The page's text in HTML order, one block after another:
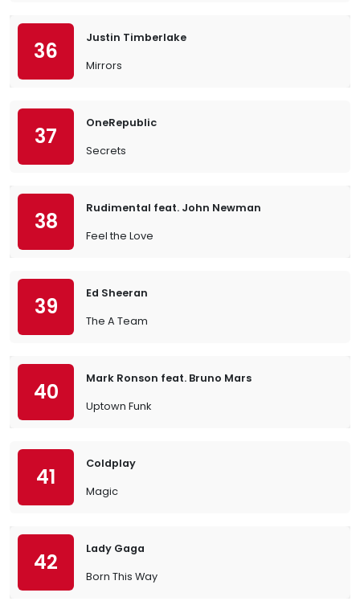
36
Justin Timberlake
Mirrors
37
OneRepublic
Secrets
38
Rudimental feat. John Newman
Feel the Love
39
Ed Sheeran
The A Team
40
Mark Ronson feat. Bruno Mars
Uptown Funk
41
Coldplay
Magic
42
Lady Gaga
Born This Way